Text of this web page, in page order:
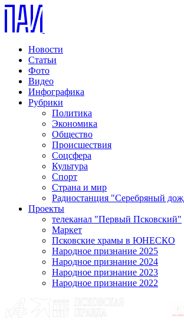
Новости
Статьи
Фото
Видео
Инфографика
Рубрики
Политика
Экономика
Общество
Происшествия
Соцсфера
Культура
Спорт
Страна и мир
Радиостанция "Серебряный
Проекты
телеканал "Первый Псковский"
Маркет
Псковские храмы в ЮНЕСКО
Народное признание 2025
Народное признание 2024
Народное признание 2023
Народное признание 2022